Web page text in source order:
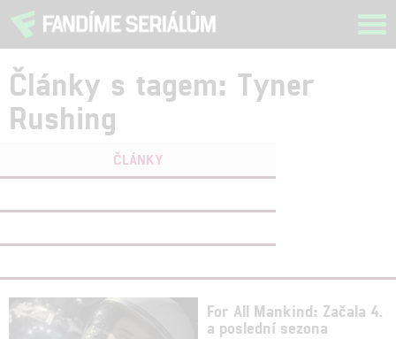
Články s tagem: Tyner
Rushing
ČLÁNKY
For All Mankind: Začala 4.
a poslední sezona